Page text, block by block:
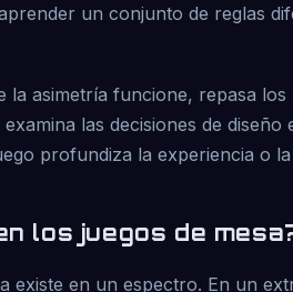
un conjunto de reglas
la asimetría funcione, repasa los
las decisiones de diseño
profundiza la experiencia o
los juegos de
existe en un espectro. En un